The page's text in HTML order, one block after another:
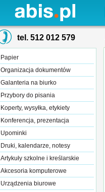
tel. 512 012 579
Papier
Organizacja dokumentów
Galanteria na biurko
Przybory do pisania
Koperty, wysyłka, etykiety
Konferencja, prezentacja
Upominki
Druki, kalendarze, notesy
Artykuły szkolne i kreślarskie
Akcesoria komputerowe
Urządzenia biurowe